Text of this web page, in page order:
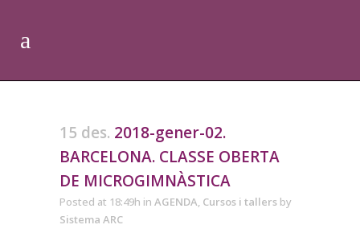
15 des. 2018-gener-02.
BARCELONA. CLASSE OBERTA
DE MICROGIMNÀSTICA
Posted at 18:49h in AGENDA, Cursos i tallers by
Sistema ARC